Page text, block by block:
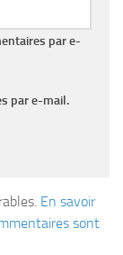
par e-
par e-mail.
En savoir
sont